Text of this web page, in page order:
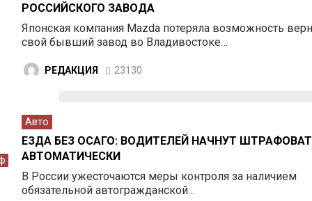
РОССИЙСКОГО ЗАВОДА
Японская компания Mazda потеряла возможность
свой бывший завод во Владивостоке…
РЕДАКЦИЯ 23130
Авто
ЕЗДА БЕЗ ОСАГО: ВОДИТЕЛЕЙ НАЧНУТ
АВТОМАТИЧЕСКИ
В России ужесточаются меры контроля за наличием
обязательной автогражданской…